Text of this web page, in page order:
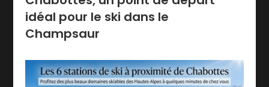
idéal pour le ski dans le
Champsaur